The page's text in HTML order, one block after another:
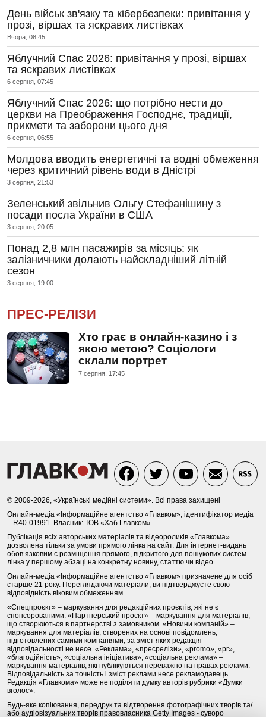
День військ зв'язку та кібербезпеки: привітання у
прозі, віршах та яскравих листівках
Вчора, 08:45
Яблучний Спас 2026: привітання у прозі, віршах
та яскравих листівках
6 серпня, 07:45
Яблучний Спас 2026: що потрібно нести до
церкви на Преображення Господнє, традиції,
прикмети та заборони цього дня
6 серпня, 06:55
Молдова вводить енергетичні та водні обмеження
через критичний рівень води в Дністрі
3 серпня, 21:53
Зеленський звільнив Ольгу Стефанішину з
посади посла України в США
3 серпня, 20:05
Понад 2,8 млн пасажирів за місяць: як
залізничники долають найскладніший літній
сезон
3 серпня, 19:00
ПРЕС-РЕЛІЗИ
Хто грає в онлайн-казино і з
якою метою? Соціологи
склали портрет
7 серпня, 17:45
© 2009-2026, «Українські медійні системи». Всі права захищені
Онлайн-медіа «Інформаційне агентство «Главком», ідентифікатор медіа
– R40-01991. Власник: ТОВ «Хаб Главком»
Публікація всіх авторських матеріалів та відеороликів «Главкома»
дозволена тільки за умови прямого лінка на сайт. Для інтернет-видань
обов’язковим є розміщення прямого, відкритого для пошукових систем
лінка у першому абзаці на конкретну новину, статтю чи відео.
Онлайн-медіа «Інформаційне агентство «Главком» призначене для осіб
старше 21 року. Переглядаючи матеріали, ви підтверджуєте свою
відповідність віковим обмеженням.
«Спецпроєкт» – маркування для редакційних проєктів, які не є
спонсорованими. «Партнерський проєкт» – маркування для матеріалів,
що створюються в партнерстві з замовником. «Новини компаній» –
маркування для матеріалів, створених на основі повідомлень,
підготовлених самими компаніями, за зміст яких редакція
відповідальності не несе. «Реклама», «пресрелізи», «promo», «pr»,
«благодійність», «соціальна ініціатива», «соціальна реклама» –
маркування матеріалів, які публікуються переважно на правах реклами.
Відповідальність за точність і зміст реклами несе рекламодавець.
Редакція «Главкома» може не поділяти думку авторів рубрики «Думки
вголос».
Будь-яке копіювання, передрук та відтворення фотографічних творів та/
або аудіовізуальних творів правовласника Getty Images - суворо